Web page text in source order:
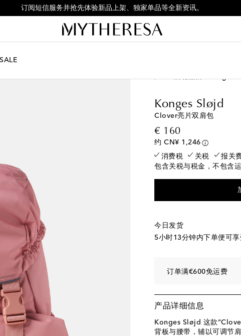
订阅短信服务并抢先体验新品上架、独家单品等全新资讯。
SALE
Konges Sløjd
Clover亮片双肩包
€ 160original price
约 CN¥ 1,246
消费税
关税 报关
包含关税与税金，不包含
今日发货
5小时13分钟内下单便可享
订单满€600免运费
产品详细信息
Konges Sløjd 这款
背板与腰带，辅以可调节